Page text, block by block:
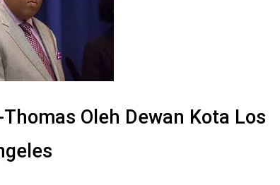
Oleh Dewan Kota Los